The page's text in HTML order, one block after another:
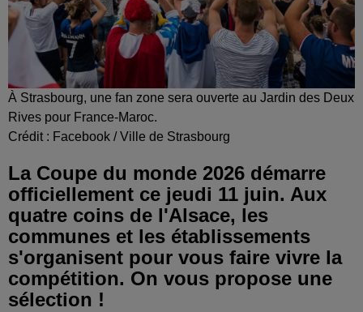
À Strasbourg, une fan zone sera ouverte au Jardin des Deux
Rives pour France-Maroc.
Crédit : Facebook / Ville de Strasbourg
La Coupe du monde 2026 démarre
officiellement ce jeudi 11 juin. Aux
quatre coins de l'Alsace, les
communes et les établissements
s'organisent pour vous faire vivre la
compétition. On vous propose une
sélection !